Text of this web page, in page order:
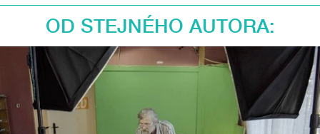
OD STEJNÉHO AUTORA: